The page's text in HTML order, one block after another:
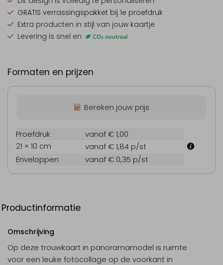
GRATIS verrassingspakket bij 1e proefdruk
Extra producten in stijl van jouw kaartje
Levering is snel en
Formaten en prijzen
Bereken jouw prijs
Proefdruk
vanaf € 1,00
21 × 10 cm
vanaf € 1,84 p/st
Enveloppen
vanaf € 0,35 p/st
Productinformatie
Omschrijving
Op deze trouwkaart in panoramamodel is ruimte
voor een leuke fotocollage op de voorkant in